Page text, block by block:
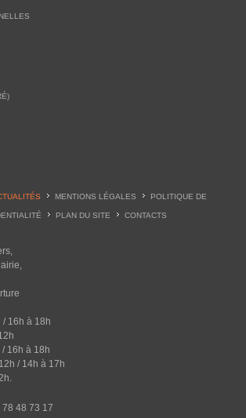
MENTIONS LÉGALES POLITIQUE DE
PLAN DU SITE CONTACTS
/ 16h à 18h
16h à 18h
/ 14h à 17h
48 73 17